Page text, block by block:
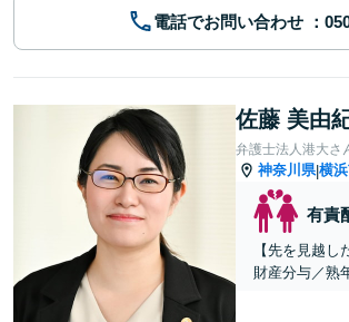
電話でお問い合わせ
佐藤 美由
弁護士法人港大さ
神奈川県|横
有責
【先を見越
財産分与／熟